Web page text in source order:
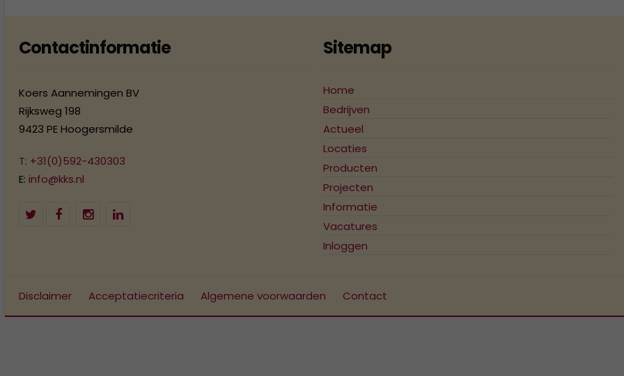
Contactinformatie
Koers Aannemingen BV
Rijksweg 198
9423 PE Hoogersmilde
T: +31(0)592-430303
E: info@kks.nl
Sitemap
Home
Bedrijven
Actueel
Locaties
Producten
Projecten
Informatie
Vacatures
Inloggen
Disclaimer Acceptatiecriteria Algemene voorwaarden Contact